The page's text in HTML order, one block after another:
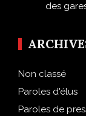
des
Non classé
Paroles d'élus
Paroles de